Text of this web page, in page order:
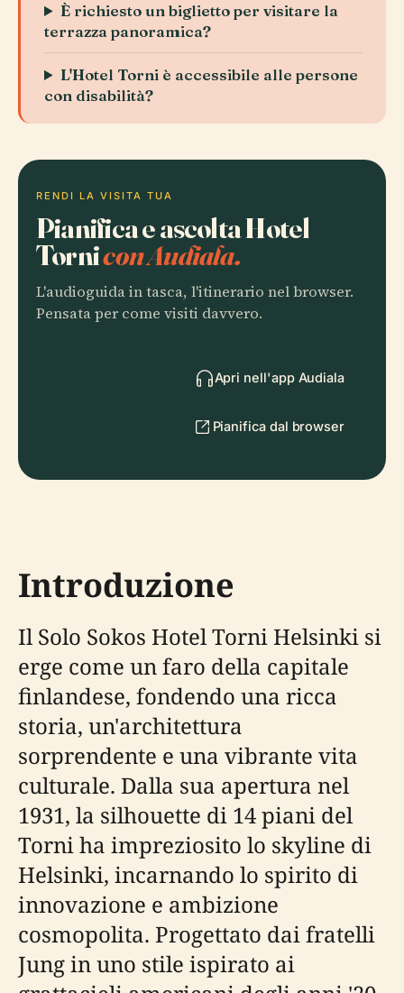
È richiesto un biglietto per visitare la
terrazza panoramica?
L'Hotel Torni è accessibile alle persone
con disabilità?
RENDI LA VISITA TUA
Pianifica e ascolta Hotel
Tornicon Audiala.
L'audioguida in tasca, l'itinerario nel browser.
Pensata per come visiti davvero.
Apri nell'app Audiala
Pianifica dal browser
Introduzione
Il Solo Sokos Hotel Torni Helsinki si
erge come un faro della capitale
finlandese, fondendo una ricca
storia, un'architettura
sorprendente e una vibrante vita
culturale. Dalla sua apertura nel
1931, la silhouette di 14 piani del
Torni ha impreziosito lo skyline di
Helsinki, incarnando lo spirito di
innovazione e ambizione
cosmopolita. Progettato dai fratelli
Jung in uno stile ispirato ai